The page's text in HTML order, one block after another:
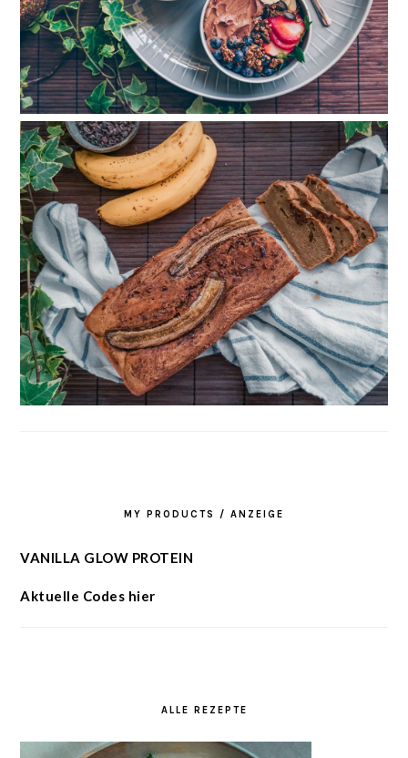
MY PRODUCTS / ANZEIGE
VANILLA GLOW PROTEIN
Aktuelle Codes hier
ALLE REZEPTE